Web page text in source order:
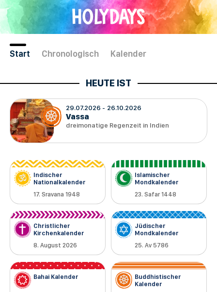
Direkt
zum
Inhalt
HOLYDAYS
Start Chronologisch Kalender
29.07.2026 26.10.2026
Vassa
dreimonatige Regenzeit in Indien
Indischer
Nationalkalender
17. Sravana 1948
Islamischer
Mondkalender
23. Safar 1448
Christlicher
Kirchenkalender
8. August 2026
Jüdischer
Mondkalender
25. Av 5786
Bahai Kalender
Buddhistischer
Kalender